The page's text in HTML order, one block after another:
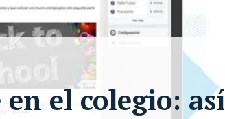
el colegio: así